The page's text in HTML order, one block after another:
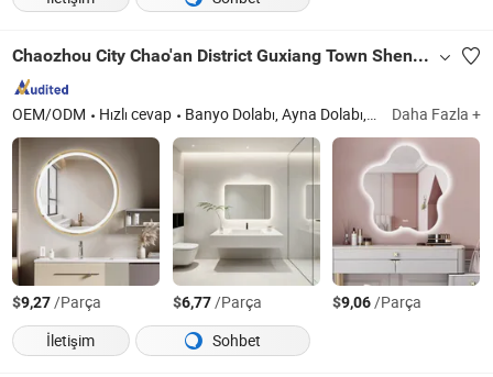
Chaozhou City Chao'an District Guxiang Town Shengkai Sanitary Ware Processing Plant
OEM/ODM Hızlı cevap Banyo Dolabı, Ayna Dolabı, Banyo Depolama, Banyo Mobilyası, Masif Ahşap Dolap, Poliakrilik Dolap, Paslanmaz Çelik Dolap Daha Fazla +
$9,27/Parça $6,77/Parça $9,06/Parça
İletişim
Sohbet